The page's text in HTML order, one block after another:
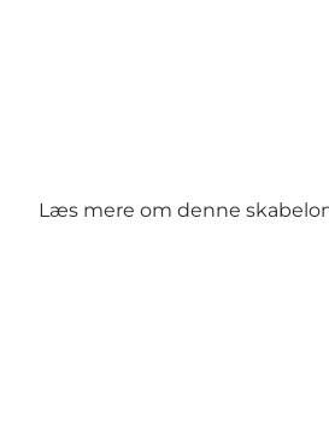
Læs mere om denne